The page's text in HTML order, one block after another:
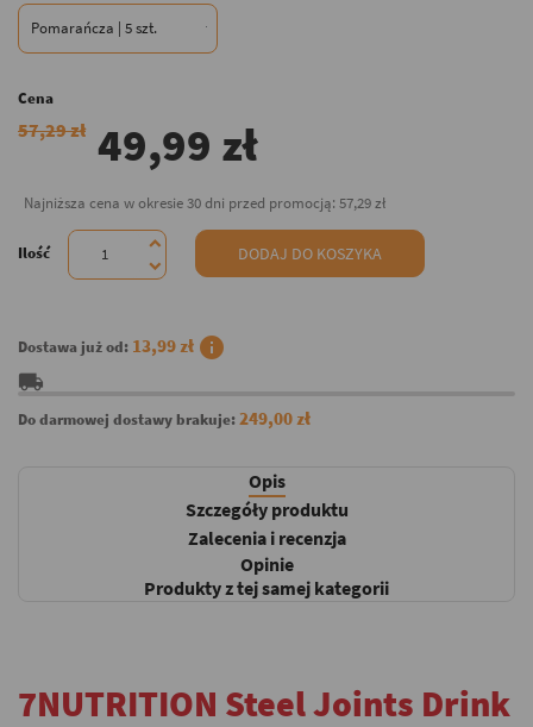
Cena
57,29 zł 49,99 zł
Najniższa cena w okresie 30 dni przed promocją: 57,29 zł
Ilość DODAJ DO KOSZYKA
Dostawa już od: 13,99 zł info
local_shipping
Do darmowej dostawy brakuje:249,00 zł
Opis
Szczegóły produktu
Zalecenia i recenzja
Opinie
Produkty z tej samej kategorii
7NUTRITION Steel Joints Drink